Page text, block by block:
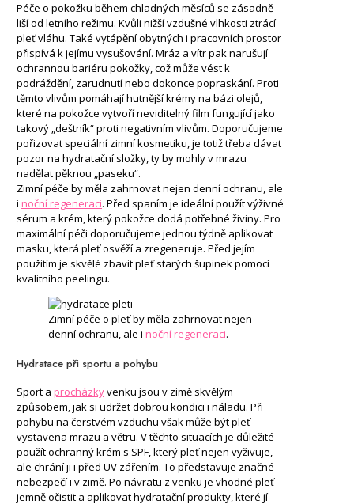
Péče o pokožku během chladných měsíců se zásadně
liší od letního režimu. Kvůli nižší vzdušné vlhkosti ztrácí
pleť vláhu. Také vytápění obytných i pracovních prostor
přispívá k jejímu vysušování. Mráz a vítr pak narušují
ochrannou bariéru pokožky, což může vést k
podráždění, zarudnutí nebo dokonce popraskání. Proti
těmto vlivům pomáhají hutnější krémy na bázi olejů,
které na pokožce vytvoří neviditelný film fungující jako
takový „deštník“ proti negativním vlivům. Doporučujeme
pořizovat speciální zimní kosmetiku, je totiž třeba dávat
pozor na hydratační složky, ty by mohly v mrazu
nadělat pěknou „paseku“.
Zimní péče by měla zahrnovat nejen denní ochranu, ale
i noční regeneraci. Před spaním je ideální použít výživné
sérum a krém, který pokožce dodá potřebné živiny. Pro
maximální péči doporučujeme jednou týdně aplikovat
masku, která pleť osvěží a zregeneruje. Před jejím
použitím je skvělé zbavit pleť starých šupinek pomocí
kvalitního peelingu.
Zimní péče o pleť by měla zahrnovat nejen
denní ochranu, ale i noční regeneraci.
Hydratace při sportu a pohybu
Sport a procházkyvenku jsou v zimě skvělým
způsobem, jak si udržet dobrou kondici i náladu. Při
pohybu na čerstvém vzduchu však může být pleť
vystavena mrazu a větru. V těchto situacích je důležité
použít ochranný krém s SPF, který pleť nejen vyživuje,
ale chrání ji i před UV zářením. To představuje značné
nebezpečí i v zimě. Po návratu z venku je vhodné pleť
jemně očistit a aplikovat hydratační produkty, které jí